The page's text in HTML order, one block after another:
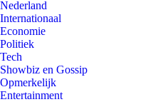
Nederland
Internationaal
Economie
Politiek
Tech
Showbiz en Gossip
Opmerkelijk
Entertainment